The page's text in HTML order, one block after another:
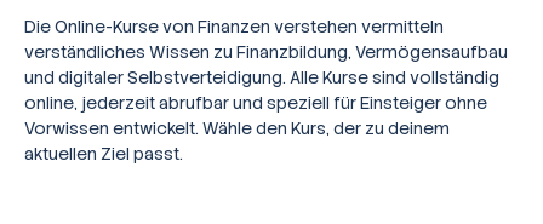
Die Online-Kurse von Finanzen verstehen vermitteln
verständliches Wissen zu Finanzbildung, Vermögensaufbau
und digitaler Selbstverteidigung. Alle Kurse sind vollständig
online, jederzeit abrufbar und speziell für Einsteiger ohne
Vorwissen entwickelt. Wähle den Kurs, der zu deinem
aktuellen Ziel passt.